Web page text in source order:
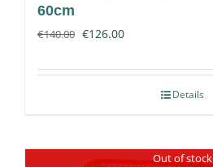
60cm
€140.00 €126.00
Details
Out of stock